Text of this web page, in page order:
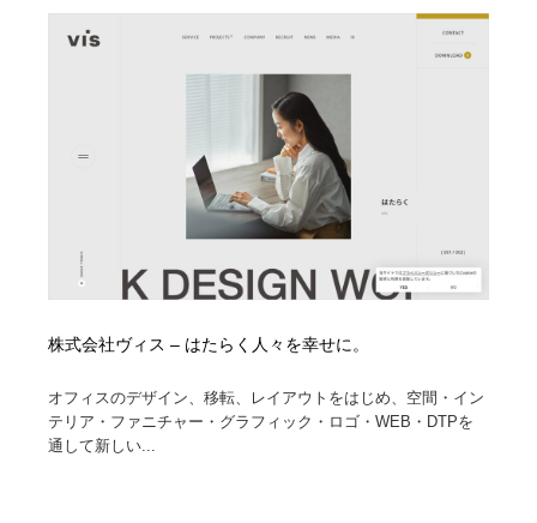
株式会社ヴィス – はたらく人々を幸せに。
オフィスのデザイン、移転、レイアウトをはじめ、空間・イン
テリア・ファニチャー・グラフィック・ロゴ・WEB・DTPを
通して新しい...